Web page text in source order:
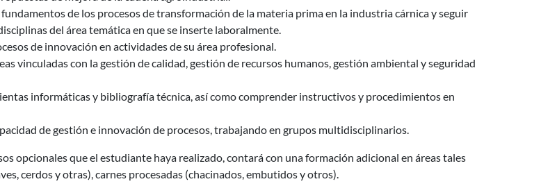
de los procesos de transformación de la materia prima en la industria cárnica y seguir
del área temática en que se inserte laboralmente.
de innovación en actividades de su área profesional.
vinculadas con la gestión de calidad, gestión de recursos humanos, gestión ambiental y seguridad
informáticas y bibliografía técnica, así como comprender instructivos y procedimientos en
de gestión e innovación de procesos, trabajando en grupos multidisciplinarios.
opcionales que el estudiante haya realizado, contará con una formación adicional en áreas tales
cerdos y otras), carnes procesadas (chacinados, embutidos y otros).